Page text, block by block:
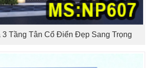
3 Tầng Tân Cổ Điển Đẹp Sang Trọng